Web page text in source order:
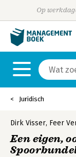
Op
Juridisch
Dirk Visser, Feer
Een eigen,